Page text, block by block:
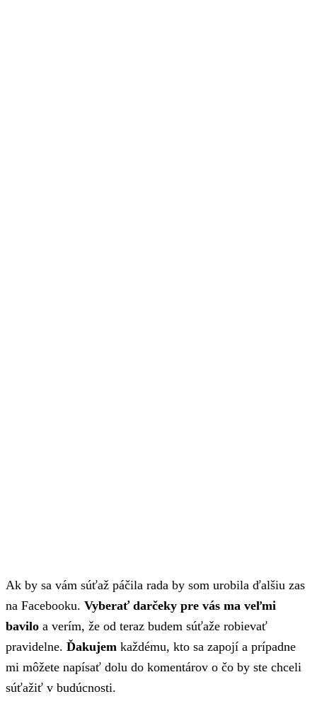
Ak by sa vám súťaž páčila rada by som urobila ďalšiu zas
na Facebooku. Vyberať darčeky pre vás ma veľmi
bavilo a verím, že od teraz budem súťaže robievať
pravidelne. Ďakujem každému, kto sa zapojí a prípadne
mi môžete napísať dolu do komentárov o čo by ste chceli
súťažiť v budúcnosti.